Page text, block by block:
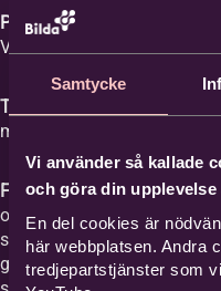
Samtycke
Vi använder så kallade
och göra din
En del cookies är
här webbplatsen. Andra
tredjepartstjänster som
Plats:Equmeniakyrkan
Våghusgatan 1
Tid:
med start tisdagen den 1
Film med samtal:Varje
och vi tittar på en film med
samtal mellan Britta
gäst där deras erfarenheter